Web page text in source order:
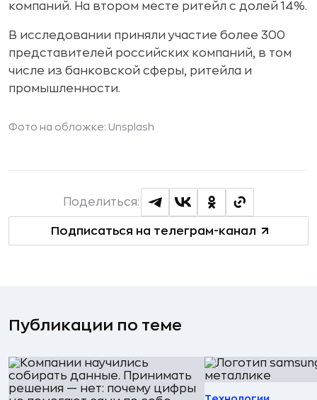
компаний. На втором месте ритейл с долей 14%.
В исследовании приняли участие более 300
представителей российских компаний, в том
числе из банковской сферы, ритейла и
промышленности.
Фото на обложке: Unsplash
Подписаться на телеграм-канал
Поделиться:
Публикации по теме